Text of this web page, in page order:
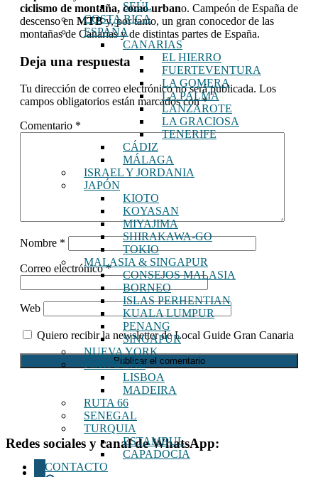
SEÚL
COSTA RICA
ESPAÑA
CANARIAS
EL HIERRO
FUERTEVENTURA
LA GOMERA
LA PALMA
LANZAROTE
LA GRACIOSA
TENERIFE
CÁDIZ
MÁLAGA
ISRAEL Y JORDANIA
JAPÓN
KIOTO
KOYASAN
MIYAJIMA
SHIRAKAWA-GO
TOKIO
MALASIA & SINGAPUR
CONSEJOS MALASIA
BORNEO
ISLAS PERHENTIAN
KUALA LUMPUR
PENANG
SINGAPUR
NUEVA YORK
PORTUGAL
LISBOA
MADEIRA
RUTA 66
SENEGAL
TURQUIA
ESTAMBUL
CAPADOCIA
CONTACTO
ciclismo de montaña, como urbano. Campeón de España de
descenso en MTBy, por tanto, un gran conocedor de las
montañas de Canarias y de distintas partes de España.
Interacciones
los
lectores
Deja una respuesta
Tu dirección de correo electrónico no será publicada. Los
campos obligatorios están marcados con*
Comentario *
Nombre *
Correo electrónico*
Web
Quiero recibir la newsletter de Local Guide Gran Canaria
Footer
Redes sociales y canal de WhatsApp:
instagram